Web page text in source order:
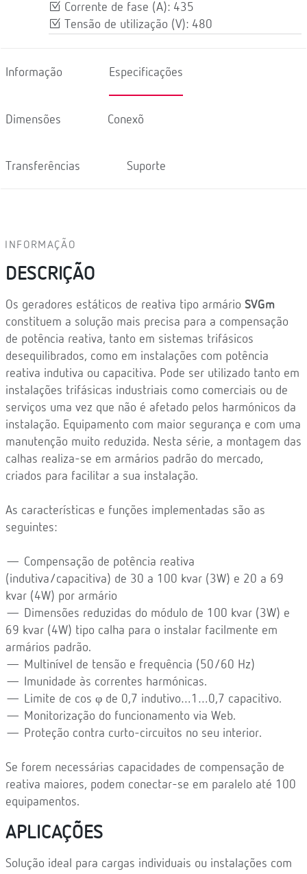
Corrente de fase (A): 435
Tensão de utilização (V): 480
Informação Especificações
Dimensões Conexõ
Transferências Suporte
INFORMAÇÃO
DESCRIÇÃO
Os geradores estáticos de reativa tipo armário SVGm
constituem a solução mais precisa para a compensação
de potência reativa, tanto em sistemas trifásicos
desequilibrados, como em instalações com potência
reativa indutiva ou capacitiva. Pode ser utilizado tanto em
instalações trifásicas industriais como comerciais ou de
serviços uma vez que não é afetado pelos harmónicos da
instalação. Equipamento com maior segurança e com uma
manutenção muito reduzida. Nesta série, a montagem das
calhas realiza-se em armários padrão do mercado,
criados para facilitar a sua instalação.
As características e funções implementadas são as
seguintes:
— Compensação de potência reativa
(indutiva/capacitiva) de 30 a 100 kvar (3W) e 20 a 69
kvar (4W) por armário
— Dimensões reduzidas do módulo de 100 kvar (3W) e
69 kvar (4W) tipo calha para o instalar facilmente em
armários padrão.
— Multinível de tensão e frequência (50/60 Hz)
— Imunidade às correntes harmónicas.
— Limite de cos φ de 0,7 indutivo…1…0,7 capacitivo.
— Monitorização do funcionamento via Web.
— Proteção contra curto-circuitos no seu interior.
Se forem necessárias capacidades de compensação de
reativa maiores, podem conectar-se em paralelo até 100
equipamentos.
APLICAÇÕES
Solução ideal para cargas individuais ou instalações com